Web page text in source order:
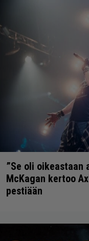
”Se oli
McKagan kertoo
pestiään